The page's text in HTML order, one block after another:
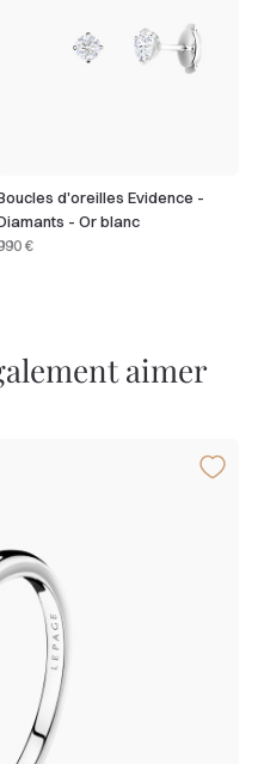
d'oreilles Evidence -
- Or blanc
€
aimer